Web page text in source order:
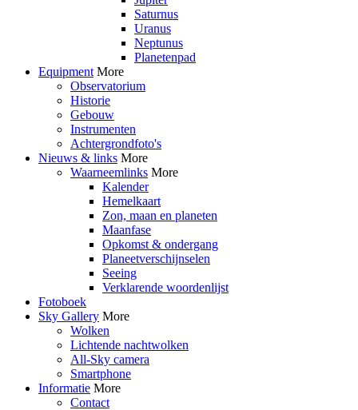
Saturnus
Uranus
Neptunus
Planetenpad
Equipment More
Observatorium
Historie
Gebouw
Instrumenten
Achtergrondfoto's
Nieuws & links More
Waarneemlinks More
Kalender
Hemelkaart
Zon, maan en planeten
Maanfase
Opkomst & ondergang
Planeetverschijnselen
Seeing
Verklarende woordenlijst
Fotoboek
Sky Gallery More
Wolken
Lichtende nachtwolken
All-Sky camera
Smartphone
Informatie More
Contact